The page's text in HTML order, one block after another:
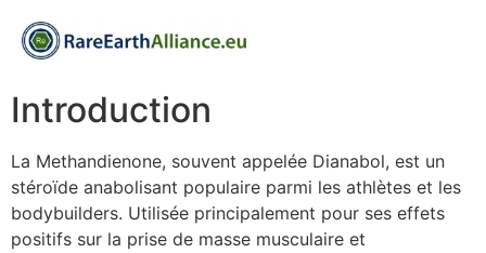
Introduction
La Methandienone, souvent appelée Dianabol, est un
stéroïde anabolisant populaire parmi les athlètes et les
bodybuilders. Utilisée principalement pour ses effets
positifs sur la prise de masse musculaire et